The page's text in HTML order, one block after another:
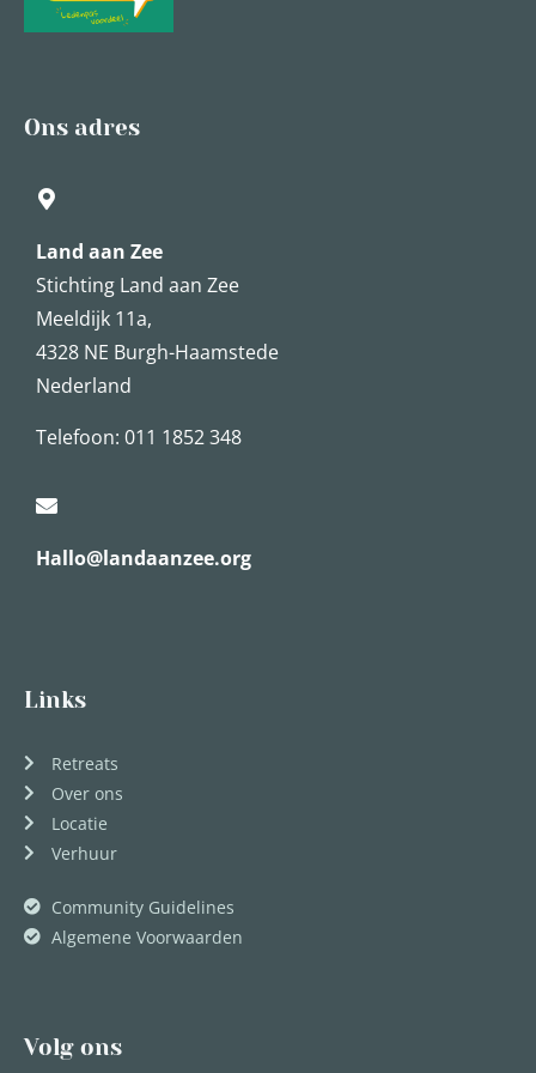
Ons adres
Land aan Zee
Stichting Land aan Zee
Meeldijk 11a,
4328 NE Burgh-Haamstede
Nederland
Telefoon: 011 1852 348
Hallo@landaanzee.org
Links
Retreats
Over ons
Locatie
Verhuur
Community Guidelines
Algemene Voorwaarden
Volg ons